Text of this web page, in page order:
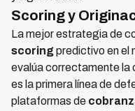
Scoring y
La mejor estrategia de
scoringpredictivo en el
evalúa correctamente la
es la primera línea de
plataformas de